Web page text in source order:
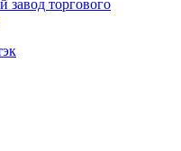
торгового